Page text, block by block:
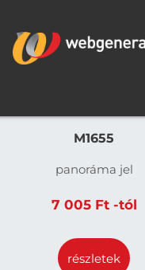
M1655
panoráma jel
7 005 Ft -tól
részletek